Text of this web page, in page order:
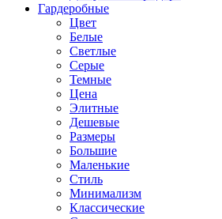
Гардеробные
Цвет
Белые
Светлые
Серые
Темные
Цена
Элитные
Дешевые
Размеры
Большие
Маленькие
Стиль
Минимализм
Классические